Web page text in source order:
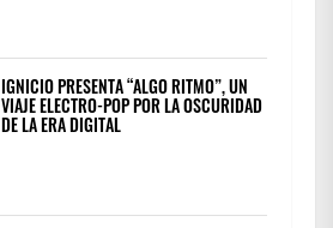
IGNICIO PRESENTA “ALGO RITMO”, UN
VIAJE ELECTRO-POP POR LA OSCURIDAD
DE LA ERA DIGITAL